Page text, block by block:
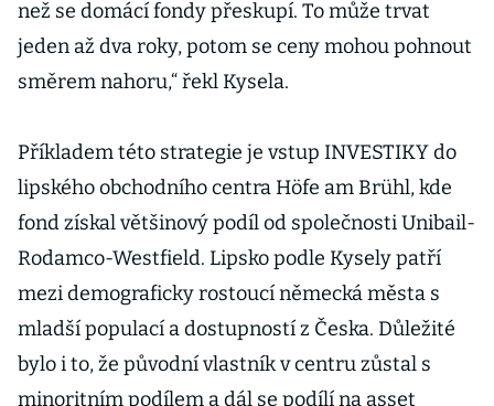
než se domácí fondy přeskupí. To může trvat
jeden až dva roky, potom se ceny mohou pohnout
směrem nahoru,“ řekl Kysela.
Příkladem této strategie je vstup INVESTIKY do
lipského obchodního centra Höfe am Brühl, kde
fond získal většinový podíl od společnosti Unibail-
Rodamco-Westfield. Lipsko podle Kysely patří
mezi demograficky rostoucí německá města s
mladší populací a dostupností z Česka. Důležité
bylo i to, že původní vlastník v centru zůstal s
minoritním podílem a dál se podílí na asset